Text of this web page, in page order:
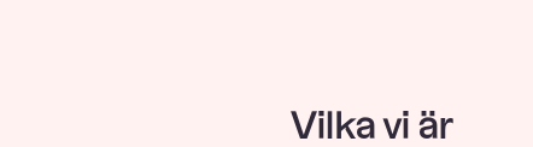
Vilka vi är